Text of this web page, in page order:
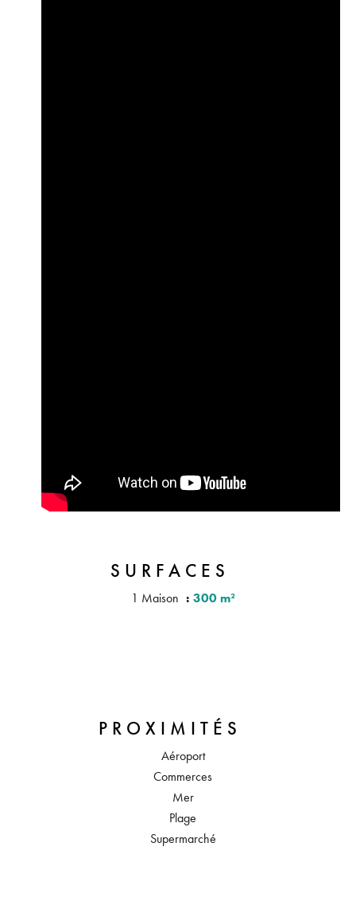
SURFACES
1 Maison 300 m²
PROXIMITÉS
Aéroport
Commerces
Mer
Plage
Supermarché